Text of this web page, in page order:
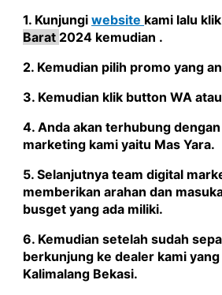
1. Kunjungiwebsite kami lalu klik
Barat 2024 kemudian .
2. Kemudian pilih promo yang
3. Kemudian klik button WA
4. Anda akan terhubung
marketing kami yaitu Mas Yara.
5. Selanjutnya team digital
memberikan arahan dan
busget yang ada miliki.
6. Kemudian setelah sudah
berkunjung ke dealer kami
Kalimalang Bekasi.